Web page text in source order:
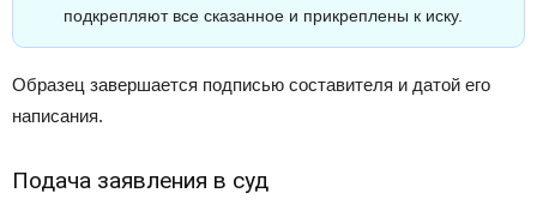
подкрепляют все сказанное и прикреплены к иску.
Образец завершается подписью составителя и датой его
написания.
Подача заявления в суд